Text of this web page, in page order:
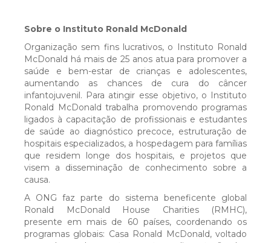
Presente Solidário
Nota Paraná
Projetos de Destinação de Imposto de
Renda
Contato
Doadores
SERVIÇOS
Sobre o Instituto Ronald McDonald
Organização sem fins lucrativos, o Instituto Ronald
McDonald há mais de 25 anos atua para promover a
saúde e bem-estar de crianças e adolescentes,
aumentando as chances de cura do câncer
infantojuvenil. Para atingir esse objetivo, o Instituto
Ronald McDonald trabalha promovendo programas
ligados à capacitação de profissionais e estudantes
de saúde ao diagnóstico precoce, estruturação de
hospitais especializados, a hospedagem para famílias
que residem longe dos hospitais, e projetos que
visem a disseminação de conhecimento sobre a
causa.
A ONG faz parte do sistema beneficente global
Ronald McDonald House Charities (RMHC),
presente em mais de 60 países, coordenando os
programas globais: Casa Ronald McDonald, voltado